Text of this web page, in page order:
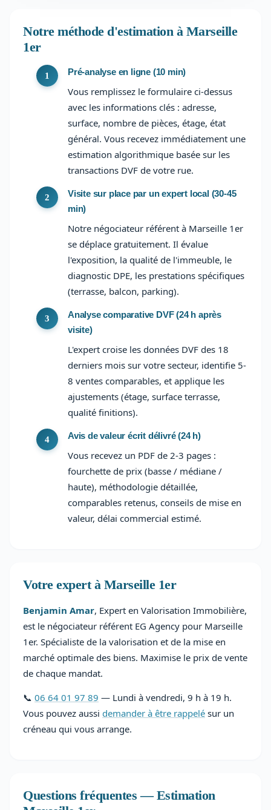
Notre méthode d'estimation à Marseille
1er
Pré-analyse en ligne (10 min)
Vous remplissez le formulaire ci-dessus
avec les informations clés : adresse,
surface, nombre de pièces, étage, état
général. Vous recevez immédiatement une
estimation algorithmique basée sur les
transactions DVF de votre rue.
Visite sur place par un expert local (30-45
min)
Notre négociateur référent à Marseille 1er
se déplace gratuitement. Il évalue
l'exposition, la qualité de l'immeuble, le
diagnostic DPE, les prestations spécifiques
(terrasse, balcon, parking).
Analyse comparative DVF (24 h après
visite)
L'expert croise les données DVF des 18
derniers mois sur votre secteur, identifie 5-
8 ventes comparables, et applique les
ajustements (étage, surface terrasse,
qualité finitions).
Avis de valeur écrit délivré (24 h)
Vous recevez un PDF de 2-3 pages :
fourchette de prix (basse / médiane /
haute), méthodologie détaillée,
comparables retenus, conseils de mise en
valeur, délai commercial estimé.
Votre expert à Marseille 1er
Benjamin Amar, Expert en Valorisation Immobilière,
est le négociateur référent EG Agency pour Marseille
1er. Spécialiste de la valorisation et de la mise en
marché optimale des biens. Maximise le prix de vente
de chaque mandat.
📞 06 64 01 97 89 — Lundi à vendredi, 9 h à 19 h.
Vous pouvez aussi demander à être rappelé sur un
créneau qui vous arrange.
Questions fréquentes — Estimation